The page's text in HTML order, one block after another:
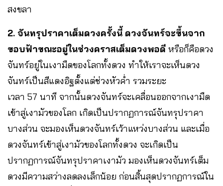
สงขลา
2. จันทรุปราคาเต็มดวงครั้งนี้ ดวงจันทร์จะขึ้นจาก
ขอบฟ้าขณะอยู่ในช่วงคราสเต็มดวงพอดี หรือก็คือดวง
จันทร์อยู่ในเงามืดของโลกทั้งดวง ทำให้เราจะเห็นดวง
จันทร์เป็นสีแดงอิฐตั้งแต่ช่วงหัวค่ำ รวมระยะ
เวลา 57 นาที จากนั้นดวงจันทร์จะเคลื่อนออกจากเงามืด
เข้าสู่เงามัวของโลก เกิดเป็นปรากฏการณ์จันทรุปราคา
บางส่วน จะมองเห็นดวงจันทร์เว้าแหว่งบางส่วน และเมื่อ
ดวงจันทร์เข้าสู่เงามัวของโลกทั้งดวง จะเกิดเป็น
ปรากฏการณ์จันทรุปราคาเงามัว มองเห็นดวงจันทร์เต็ม
ดวงมีความสว่างลดลงเล็กน้อย ก่อนสิ้นสุดปรากฏการณ์ใน